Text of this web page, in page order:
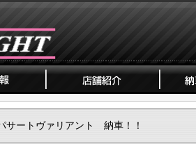
サートヴァリアント 納車！！